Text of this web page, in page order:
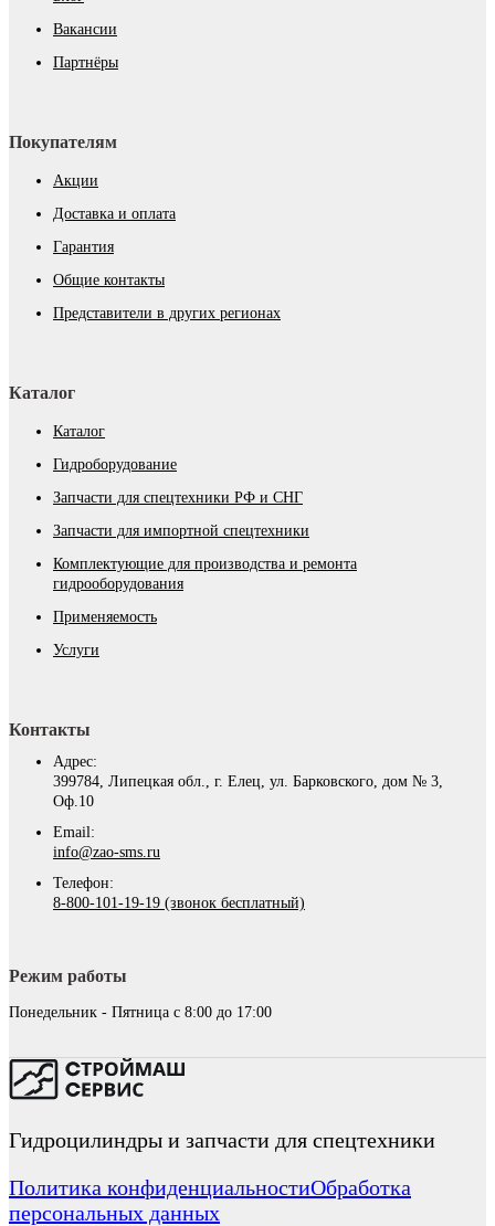
Вакансии
Партнёры
Покупателям
Акции
Доставка и оплата
Гарантия
Общие контакты
Представители в других регионах
Каталог
Каталог
Гидроборудование
Запчасти для спецтехники РФ и СНГ
Запчасти для импортной спецтехники
Комплектующие для производства и ремонта
гидрооборудования
Применяемость
Услуги
Контакты
Адрес:
399784, Липецкая обл., г. Елец, ул. Барковского, дом № 3,
Оф.10
Email:
info@zao-sms.ru
Телефон:
8-800-101-19-19 (звонок бесплатный)
Режим работы
Понедельник - Пятница с 8:00 до 17:00
Гидроцилиндры и запчасти для спецтехники
Политика конфиденциальностиОбработка
персональных данных